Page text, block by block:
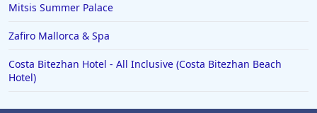
Mitsis Summer Palace
Zafiro Mallorca & Spa
Costa Bitezhan Hotel - All Inclusive (Costa Bitezhan Beach
Hotel)